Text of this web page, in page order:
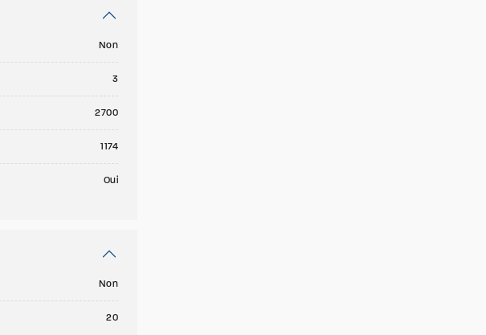
Non
3
2700
1174
Oui
Non
20